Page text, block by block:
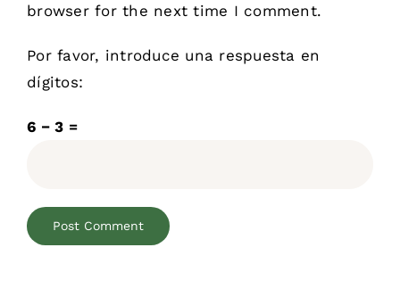
browser for the next time I comment.
Por favor, introduce una respuesta en
dígitos:
6 − 3 =